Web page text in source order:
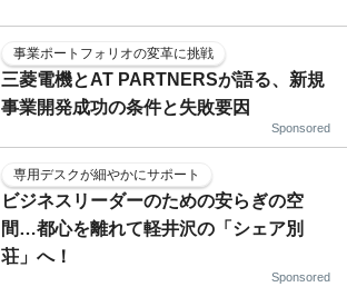
事業ポートフォリオの変革に挑戦
三菱電機とAT PARTNERSが語る、新規
事業開発成功の条件と失敗要因
Sponsored
専用デスクが細やかにサポート
ビジネスリーダーのための安らぎの空
間…都心を離れて軽井沢の「シェア別
荘」へ！
Sponsored